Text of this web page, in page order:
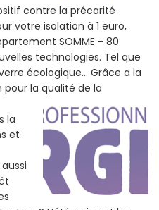
contre la précarité
votre isolation à 1 euro,
SOMME - 80
technologies. Tel que
écologique... Grâce a la
pour la qualité de la
la
et